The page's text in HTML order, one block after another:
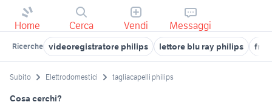
Home Cerca Vendi Messaggi
Ricerche videoregistratore philips lettore blu ray philips
Subito Elettrodomestici tagliacapelli philips
Cosa cerchi?